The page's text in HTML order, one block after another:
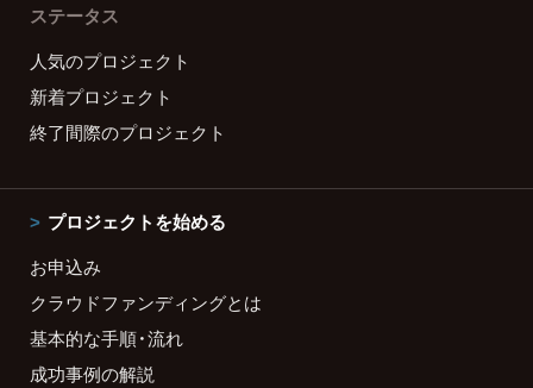
ステータス
人気のプロジェクト
新着プロジェクト
終了間際のプロジェクト
プロジェクトを始める
お申込み
クラウドファンディングとは
基本的な手順・流れ
成功事例の解説